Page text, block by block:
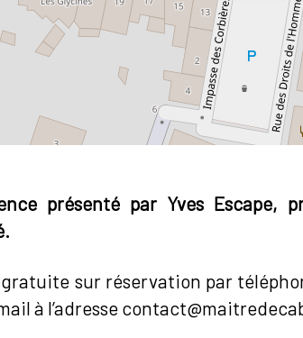
présenté par Yves Escape,
sur réservation par
à l’adresse